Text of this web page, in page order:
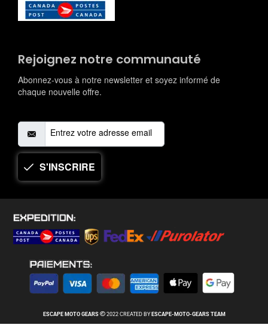
Rejoignez notre communauté
Abonnez-vous à notre newsletter et soyez informé de
chaque nouvelle offre.
S'INSCRIRE
ESCAPE MOTO GEARS 2022 CREATED BY ESCAPE-MOTO-GEARS TEAM